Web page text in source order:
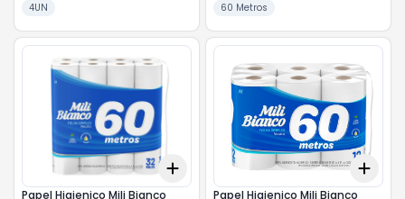
4UN 60 Metros
5 +10
Add
Papel Higienico Mili Bianco
Add
Papel Higienico Mili Bianco